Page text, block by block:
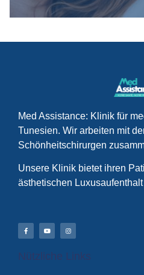
Med Assistance: Klinik für
Tunesien. Wir arbeiten mit
Schönheitschirurgen
Unsere Klinik bietet ihren
ästhetischen
Nützliche Links